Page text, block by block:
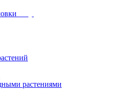
растениями